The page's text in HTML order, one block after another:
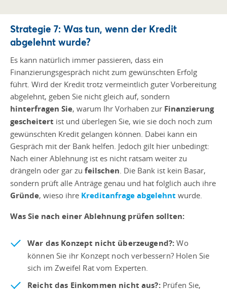
Strategie 7: Was tun, wenn der Kredit
abgelehnt wurde?
Es kann natürlich immer passieren, dass ein
Finanzierungsgespräch nicht zum gewünschten Erfolg
führt. Wird der Kredit trotz vermeintlich guter Vorbereitung
abgelehnt, geben Sie nicht gleich auf, sondern
hinterfragen Sie, warum Ihr Vorhaben zur Finanzierung
gescheitert ist und überlegen Sie, wie sie doch noch zum
gewünschten Kredit gelangen können. Dabei kann ein
Gespräch mit der Bank helfen. Jedoch gilt hier unbedingt:
Nach einer Ablehnung ist es nicht ratsam weiter zu
drängeln oder gar zu feilschen. Die Bank ist kein Basar,
sondern prüft alle Anträge genau und hat folglich auch ihre
Gründe, wieso ihre Kreditanfrage abgelehnt wurde.
Was Sie nach einer Ablehnung prüfen sollten:
War das Konzept nicht überzeugend?: Wo
können Sie ihr Konzept noch verbessern? Holen Sie
sich im Zweifel Rat vom Experten.
Reicht das Einkommen nicht aus?: Prüfen Sie,